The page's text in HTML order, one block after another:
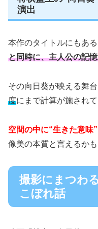
演出
本作のタイトルにもある
と同時に、主人公の記
その向日葵が映える舞台
度にまで計算が施されて
空間の中に“生きた意味
像美の本質と言えるかも
撮影にまつわ
こぼれ話